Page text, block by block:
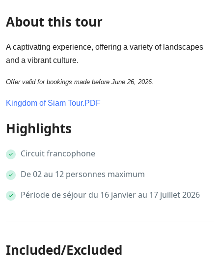
About this tour
A captivating experience, offering a variety of landscapes
and a vibrant culture.
Offer valid for bookings made before June 26, 2026.
Kingdom of Siam Tour.PDF
Highlights
Circuit francophone
De 02 au 12 personnes maximum
Période de séjour du 16 janvier au 17 juillet 2026
Included/Excluded